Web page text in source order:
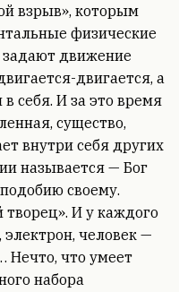
взрыв», которым
физические
движение
двигается, а
себя. И за это время
существо,
внутри себя других
называется — Бог
своему.
творец». И у каждого
человек —
Нечто, что умеет
набора